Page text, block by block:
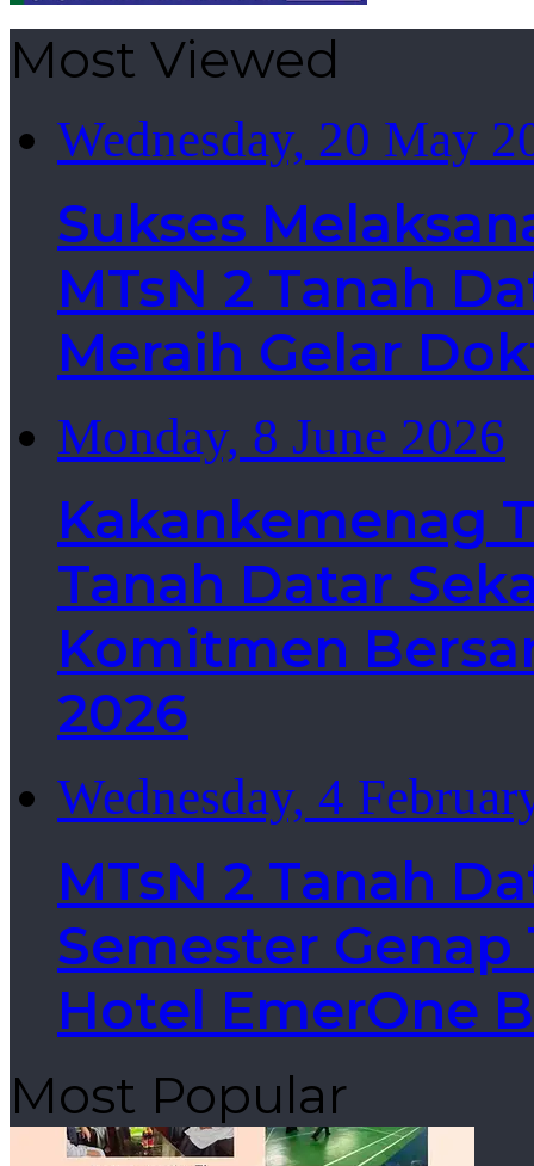
Most Viewed
Wednesday, 20 May
Sukses
MTsN 2 Tanah
Meraih Gelar
Monday, 8 June 2026
Kakankemenag
Tanah Datar
Komitmen
2026
Wednesday, 4
MTsN 2 Tanah
Semester Genap
Hotel EmerOne
Most Popular